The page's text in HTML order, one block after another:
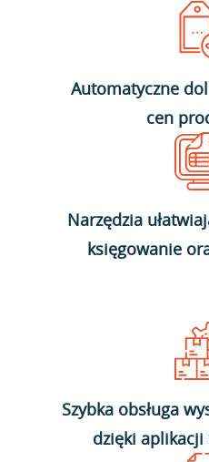
Automatyczne
cen
Narzędzia
księgowanie
Szybka obsługa
dzięki aplikacji